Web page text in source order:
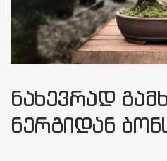
ᲜᲐᲮᲔᲕᲠᲐᲓ
ᲜᲔᲠᲒᲘᲓᲐᲜ